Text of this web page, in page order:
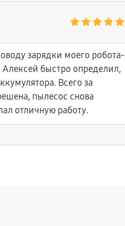
зарядки моего робота-
быстро определил,
Всего за
пылесос снова
отличную работу.